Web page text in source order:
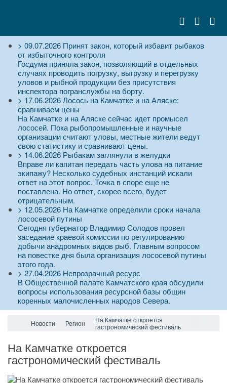
> 09.07.2026 Принят закон, который избавит рыбаков
от избыточного контроля
Госдума приняла закон, позволяющий в отдельных
случаях проводить погрузку, выгрузку и перегрузку
уловов и рыбной продукции без присутствия
инспектора погранслужбы на борту.
> 17.06.2026Лосось на Камчатке и на Аляске:
сравниваем цены
На Камчатке и на Аляске сейчас идет промысел
лососей. Пока рыбопромышленные и научные
организации считают уловы, местные жители ведут
свою статистику и сравнивают цены.
> 14.06.2026 Рыбакам заглянули в желудки
Вправе ли капитан передать часть улова на питание
экипажу? Несколько судебных инстанций искали
ответ на этот вопрос. Точка в споре еще не
поставлена. Но ответ, скорее всего, будет
отрицательным.
> 12.05.2026 На Камчатке определили сроки начала
лососевой путины
Сегодня губернатор Владимир Солодов провел
заседание краевой комиссии по регулированию
добычи анадромных видов рыб. Главным вопросом
на повестке дня была организация лососевой путины
этого года.
> 27.04.2026 Непрозрачный ресурс
В Общественной палате Камчатского края обсудили
вопросы использования ресурсной базы общин
коренных малочисленных народов Севера.
Новости Регион
На Камчатке откроется
гастрономический фестиваль
На Камчатке откроется
гастрономический фестиваль